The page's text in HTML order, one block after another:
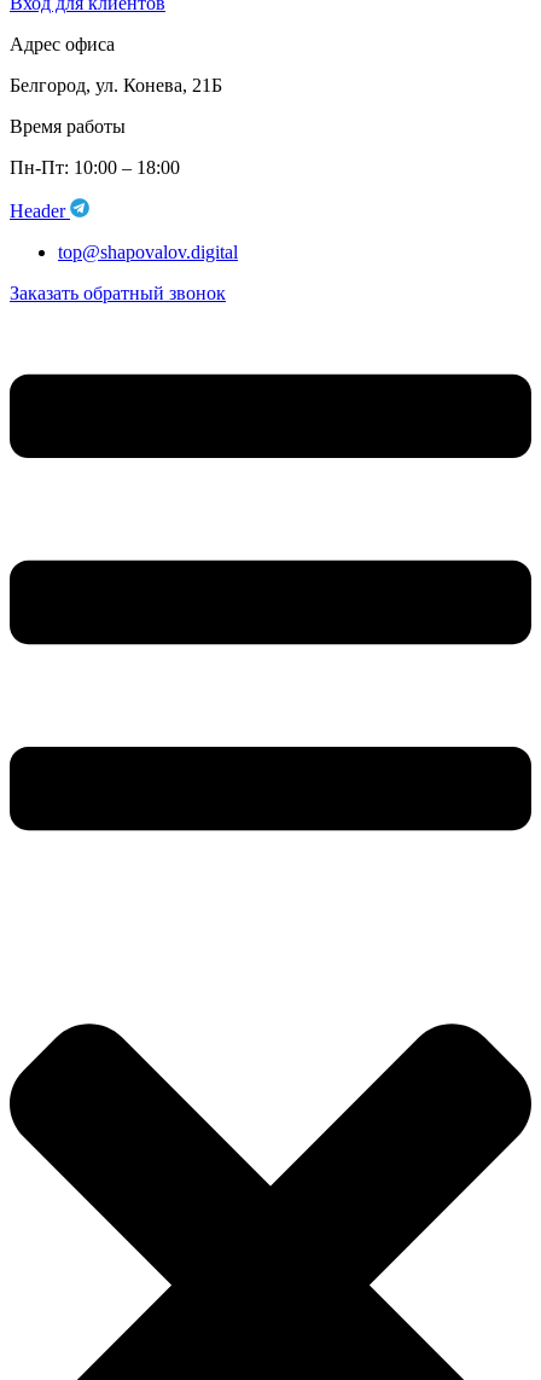
Адрес офиса
Белгород, ул. Конева, 21Б
Время работы
Пн-Пт: 10:00 – 18:00
Header
top@shapovalov.digital
Заказать обратный звонок